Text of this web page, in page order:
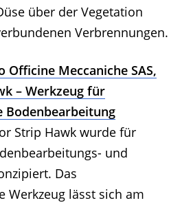
über der Vegetation
Verbrennungen.
Officine Meccaniche SAS,
– Werkzeug für
Strip Hawk wurde für
und
Das
Werkzeug lässt sich am